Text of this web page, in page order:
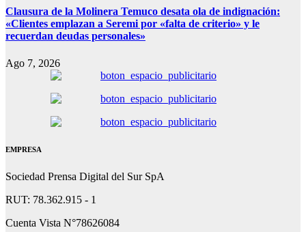
Clausura de la Molinera Temuco desata ola de indignación:
«Clientes emplazan a Seremi por «falta de criterio» y le
recuerdan deudas personales»
Ago 7, 2026
EMPRESA
Sociedad Prensa Digital del Sur SpA
RUT: 78.362.915 - 1
Cuenta Vista N°78626084